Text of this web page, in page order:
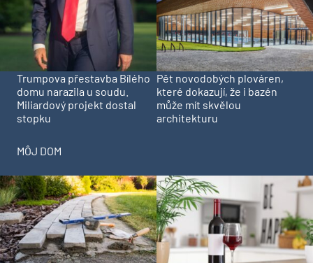
Trumpova přestavba Bílého
domu narazila u soudu.
Miliardový projekt dostal
stopku
Pět novodobých plováren,
které dokazují, že i bazén
může mít skvělou
architekturu
MÔJ DOM